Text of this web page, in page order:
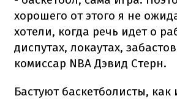
хорошего от этого я не
хотели, когда речь идет о
диспутах, локаутах,
комиссар NBA Дэвид Стерн.
Бастуют баскетболисты, как